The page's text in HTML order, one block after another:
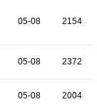
05-08 2154
05-08 2372
05-08 2004